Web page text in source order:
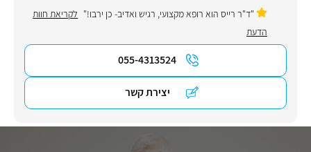
"ד"ר רייס הוא רופא מקצועי, רגיש ואדיב- כן ירבו!" לקריאת חוות
הדעת
055-4313524
יצירת קשר